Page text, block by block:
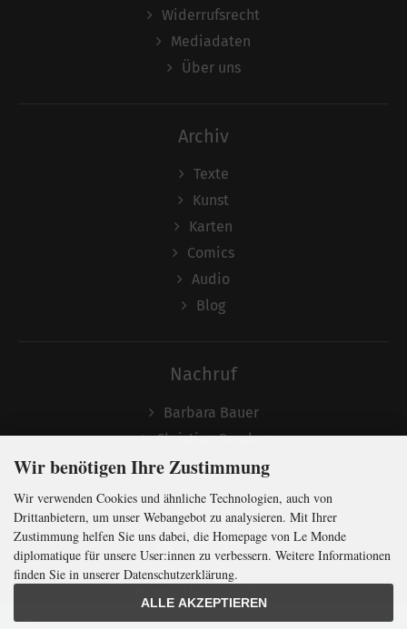
Widerrufsrecht
Mediadaten
Über uns
Archiv
Texte
Kunst
Karten
Comics
Audio
Blog
Nachruf
Barbara Bauer
Christian Semler
Folgen
Wir benötigen Ihre Zustimmung
Wir verwenden Cookies und ähnliche Technologien, auch von
Drittanbietern, um unser Webangebot zu analysieren. Mit Ihrer
Zustimmung helfen Sie uns dabei, die Homepage von Le Monde
diplomatique für unsere User:innen zu verbessern. Weitere Informationen
finden Sie in unserer Datenschutzerklärung.
ALLE AKZEPTIEREN